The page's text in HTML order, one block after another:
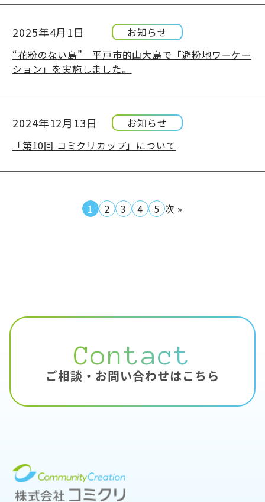
2025年4月1日
お知らせ
“花粉のない島” 平戸市的山大島で「避粉地ワーケー
ション」を実施しました。
2024年12月13日
お知らせ
「第10回 コミクリカップ」について
1 2 3 4 5 次 »
Contact
ご相談・お問い合わせはこちら